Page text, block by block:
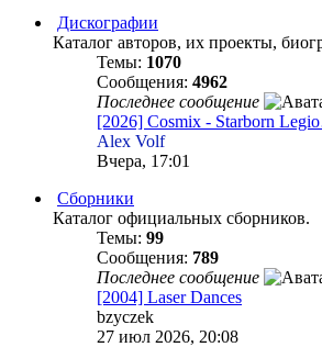
Дискографии
Каталог авторов, их проекты,
Темы: 1070
Сообщения: 4962
Последнее сообщение
[2026] Cosmix - Starborn
Alex Volf
Вчера, 17:01
Сборники
Каталог официальных сборников.
Темы: 99
Сообщения: 789
Последнее сообщение
[2004] Laser Dances
bzyczek
27 июл 2026, 20:08